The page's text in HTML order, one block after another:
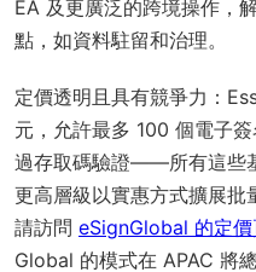
EA 及更廣泛的跨境操作，
點，如資料駐留和治理。
定價透明且具有競爭力：
元，允許最多 100 個電子
過存取碼驗證——所有這些
更高層級以實惠方式擴展批
請訪問 eSignGlobal 的定價
Global 的模式在 APAC 將